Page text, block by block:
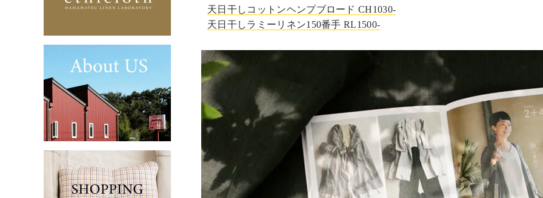
天日干しコットンヘンプブロード CH1030-
天日干しラミーリネン150番手 RL1500-